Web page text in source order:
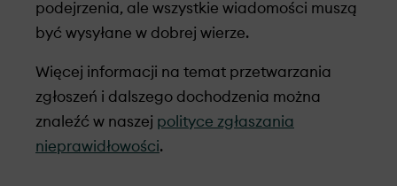
podejrzenia, ale wszystkie wiadomości muszą
być wysyłane w dobrej wierze.
Więcej informacji na temat przetwarzania
zgłoszeń i dalszego dochodzenia można
znaleźć w naszej polityce zgłaszania
nieprawidłowości.